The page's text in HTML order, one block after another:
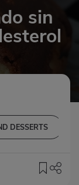
sin
DESSERTS